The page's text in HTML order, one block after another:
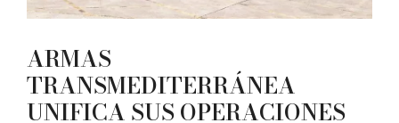
ARMAS
TRANSMEDITERRÁNEA
UNIFICA SUS OPERACIONES